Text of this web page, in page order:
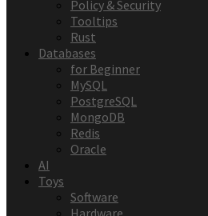
Policy & Security
Tooltips
Rust
Databases
for Beginner
MySQL
PostgreSQL
MongoDB
Redis
Oracle
AI
Toys
Software
Hardware